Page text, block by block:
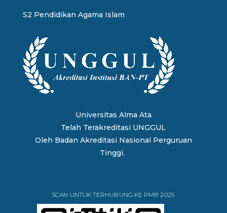
S2 Pendidikan Agama Islam
Universitas Alma Ata
Telah Terakreditasi UNGGUL
Oleh Badan Akreditasi Nasional Perguruan
Tinggi.
SCAN UNTUK TERHUBUNG KE PMB 2025